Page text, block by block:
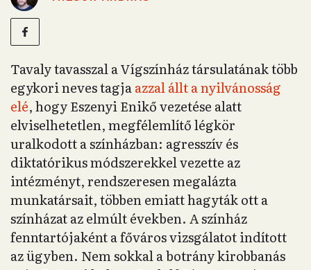
Tavaly tavasszal a Vígszínház társulatának több
egykori neves tagjaazzal állt a nyilvánosság
elé, hogy Eszenyi Enikő vezetése alatt
elviselhetetlen, megfélemlítő légkör
uralkodott a színházban: agresszív és
diktatórikus módszerekkel vezette az
intézményt, rendszeresen megalázta
munkatársait, többen emiatt hagyták ott a
színházat az elmúlt években. A színház
fenntartójaként a főváros vizsgálatot indított
az ügyben. Nem sokkal a botrány kirobbanás